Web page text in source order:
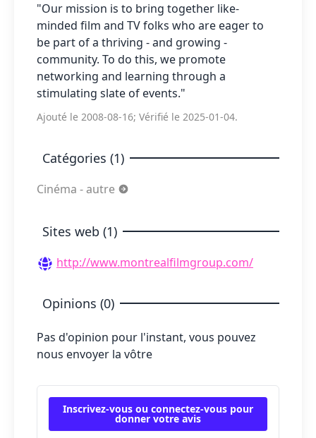
"Our mission is to bring together like-
minded film and TV folks who are eager to
be part of a thriving - and growing -
community. To do this, we promote
networking and learning through a
stimulating slate of events."
Ajouté le 2008-08-16; Vérifié le 2025-01-04.
Catégories (1)
Cinéma - autre
Sites web (1)
http://www.montrealfilmgroup.com/
Opinions (0)
Pas d'opinion pour l'instant, vous pouvez
nous envoyer la vôtre
Inscrivez-vous ou connectez-vous pour
donner votre avis